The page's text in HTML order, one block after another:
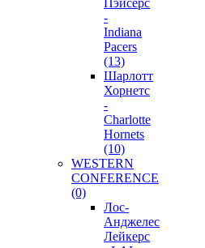
-
Indiana
Pacers
(13)
Шарлотт
Хорнетс
-
Charlotte
Hornets
(10)
WESTERN
CONFERENCE
(0)
Лос-
Анджелес
Лейкерс